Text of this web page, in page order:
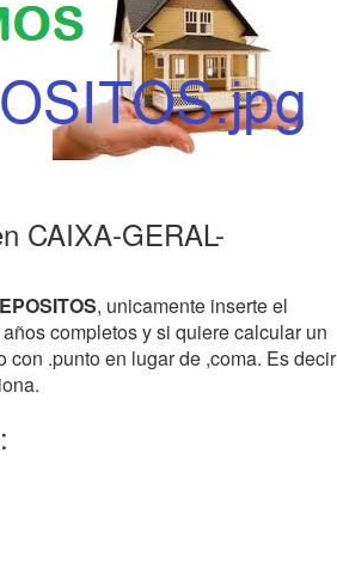
CAIXA-GERAL-
, unicamente inserte el
completos y si quiere calcular un
.punto en lugar de ,coma. Es decir